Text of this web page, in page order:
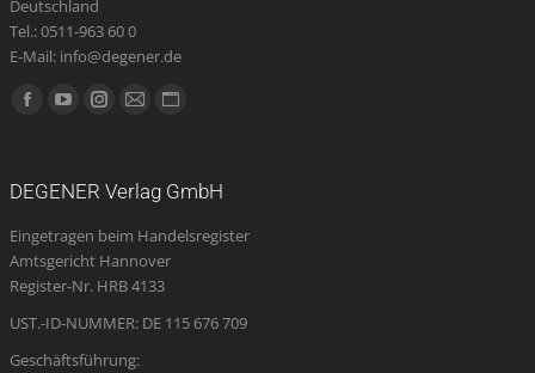
Deutschland
Tel.: 0511-963 60 0
E-Mail: info@degener.de
Finden Sie uns auf:
Facebook
new
window
YouTube
new
window
Instagram
new
window
E-
opens
in
new
Website
new
DEGENER Verlag GmbH
Eingetragen beim Handelsregister
Amtsgericht Hannover
Register-Nr. HRB 4133
UST.-ID-NUMMER: DE 115 676 709
Geschäftsführung: